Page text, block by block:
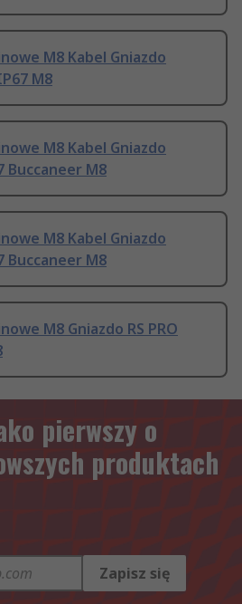
M8 Kabel Gniazdo
M8
M8 Kabel Gniazdo
Buccaneer M8
M8 Kabel Gniazdo
Buccaneer M8
M8 Gniazdo RS PRO
pierwszy o
produktach
Zapisz się